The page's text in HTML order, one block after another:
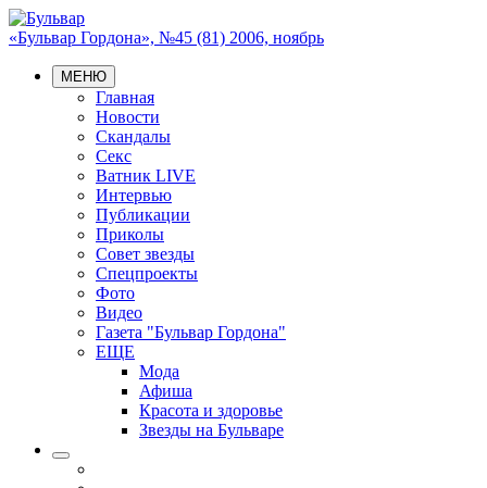
«Бульвар Гордона», №45 (81) 2006, ноябрь
МЕНЮ
Главная
Новости
Скандалы
Секс
Ватник LIVE
Интервью
Публикации
Приколы
Совет звезды
Спецпроекты
Фото
Видео
Газета "Бульвар Гордона"
ЕЩЕ
Мода
Афиша
Красота и здоровье
Звезды на Бульваре